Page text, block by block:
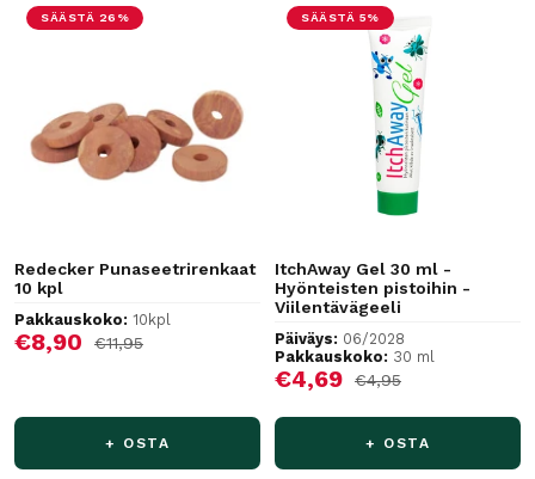
SÄÄSTÄ 26%
Redecker Punaseetrirenkaat
10 kpl
Pakkauskoko: 10kpl
Alennushinta
€8,90 Normaalihinta
€11,95
+ OSTA
SÄÄSTÄ 5%
ItchAway Gel 30 ml -
Hyönteisten pistoihin -
Viilentävägeeli
Päiväys: 06/2028
Pakkauskoko: 30 ml
Alennushinta
€4,69 Normaalihinta
€4,95
+ OSTA